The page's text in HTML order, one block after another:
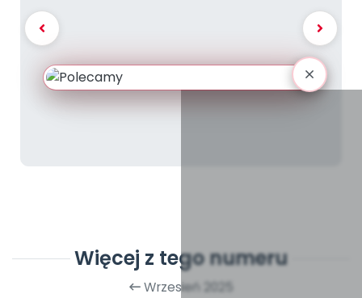
Więcej z tego numeru
Wrzesień 2025